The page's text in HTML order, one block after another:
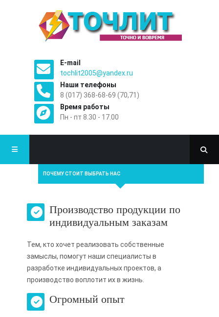
E-mail
tochlit2005@yandex.ru
Наши телефоны
8 (017) 368-68-69 (70,71)
Время работы
Пн - пт 8.30 - 17.00
ПОЧЕМУ СТОИТ ВЫБРАТЬ НАС
Производство продукции по
индивидуальным заказам
Тем, кто хочет реализовать собственные
замыслы, помогут наши специалисты в
разработке индивидуальных проектов, а
производство воплотит их в жизнь.
Огромный опыт